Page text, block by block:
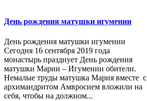
День рождения матушки игумении
День рождения матушки игумении
Сегодня 16 сентября 2019 года
монастырь празднует День рождения
матушки Марии – Игумении обители.
Немалые труды матушка Мария вместе с
архимандритом Амвросием вложили на
себя, чтобы на должном...